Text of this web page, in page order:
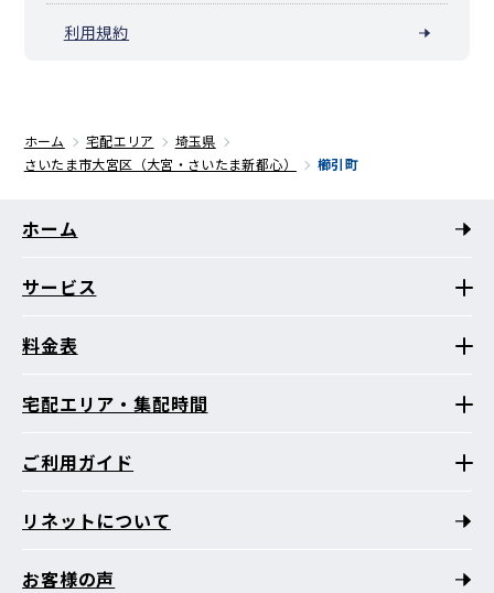
利用規約
ホーム 宅配エリア
埼玉県
さいたま市大宮区（大宮・さいたま新都心）
櫛引町
ホーム
サービス
料金表
宅配エリア・集配時間
ご利用ガイド
リネットについて
お客様の声